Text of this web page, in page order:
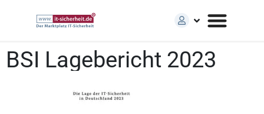
BSI Lagebericht 2023